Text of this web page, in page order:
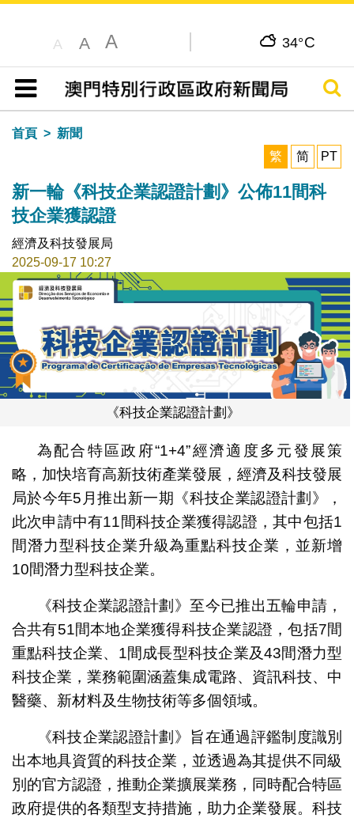
A A A 34°C
目錄
搜尋
首頁
新聞
繁
简 PT
新一輪《科技企業認證計劃》公佈11間科
技企業獲認證
經濟及科技發展局
2025-09-17 10:27
《科技企業認證計劃》
為配合特區政府“1+4”經濟適度多元發展策
略，加快培育高新技術產業發展，經濟及科技發展
局於今年5月推出新一期《科技企業認證計劃》，
此次申請中有11間科技企業獲得認證，其中包括1
間潛力型科技企業升級為重點科技企業，並新增
10間潛力型科技企業。
《科技企業認證計劃》至今已推出五輪申請，
合共有51間本地企業獲得科技企業認證，包括7間
重點科技企業、1間成長型科技企業及43間潛力型
科技企業，業務範圍涵蓋集成電路、資訊科技、中
醫藥、新材料及生物技術等多個領域。
《科技企業認證計劃》旨在通過評鑑制度識別
出本地具資質的科技企業，並透過為其提供不同級
別的官方認證，推動企業擴展業務，同時配合特區
政府提供的各類型支持措施，助力企業發展。科技